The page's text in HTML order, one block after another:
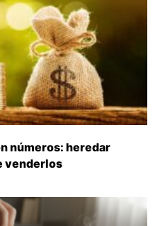
números: heredar
venderlos